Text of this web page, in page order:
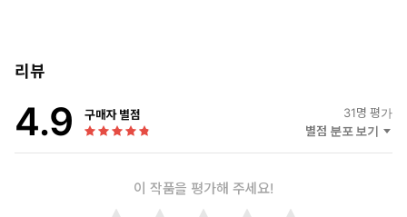
리뷰
4.9 구매자 별점 31명 평가
별점 분포 보기
이 작품을 평가해 주세요!